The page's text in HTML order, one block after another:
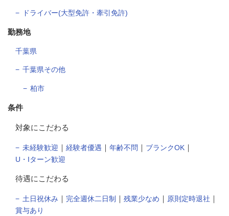
ドライバー(大型免許・牽引免許)
勤務地
千葉県
千葉県その他
柏市
条件
対象にこだわる
未経験歓迎 ｜ 経験者優遇 ｜ 年齢不問 ｜ ブランクOK ｜
U・Iターン歓迎
待遇にこだわる
土日祝休み ｜ 完全週休二日制 ｜ 残業少なめ ｜ 原則定時退社 ｜
賞与あり